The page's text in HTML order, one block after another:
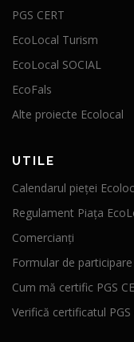
PGS CERT
EcoLocal Turism
EcoLocal SOCIAL
EcoFals
Alte proiecte Ecolocal
UTILE
Calendarul pieței
Regulament Piața
Comercianți
Formular de
Cum mă certific PGS
Verifică certificatul PGS